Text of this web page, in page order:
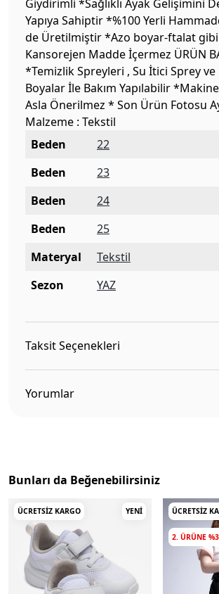
Giydirimli *Sağlıklı Ayak Gelişimini
Yapıya Sahiptir *%100 Yerli
de Üretilmiştir *Azo boyar-ftalat
Kansorejen Madde İçermez ÜRÜN
*Temizlik Spreyleri , Su İtici Sprey
Boyalar İle Bakım Yapılabilir
Asla Önerilmez * Son Ürün Fotosu
Malzeme : Tekstil
Beden
22
Beden
23
Beden
24
Beden
25
Materyal
Tekstil
Sezon
YAZ
Taksit Seçenekleri
Yorumlar
Bunları da Beğenebilirsiniz
ÜCRETSIZ KARGO YENI ÜCRETSIZ
2. ÜRÜNE